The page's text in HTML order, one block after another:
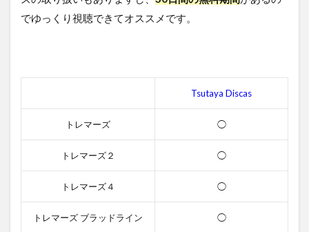
でゆっくり視聴できてオススメです。
Tsutaya Discas
トレマーズ ◯
トレマーズ２ ◯
トレマーズ４ ◯
トレマーズ ブラッドライン ◯